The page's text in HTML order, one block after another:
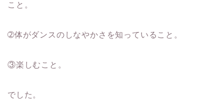
こと。
➁体がダンスのしなやかさを知っていること。
③楽しむこと。
でした。